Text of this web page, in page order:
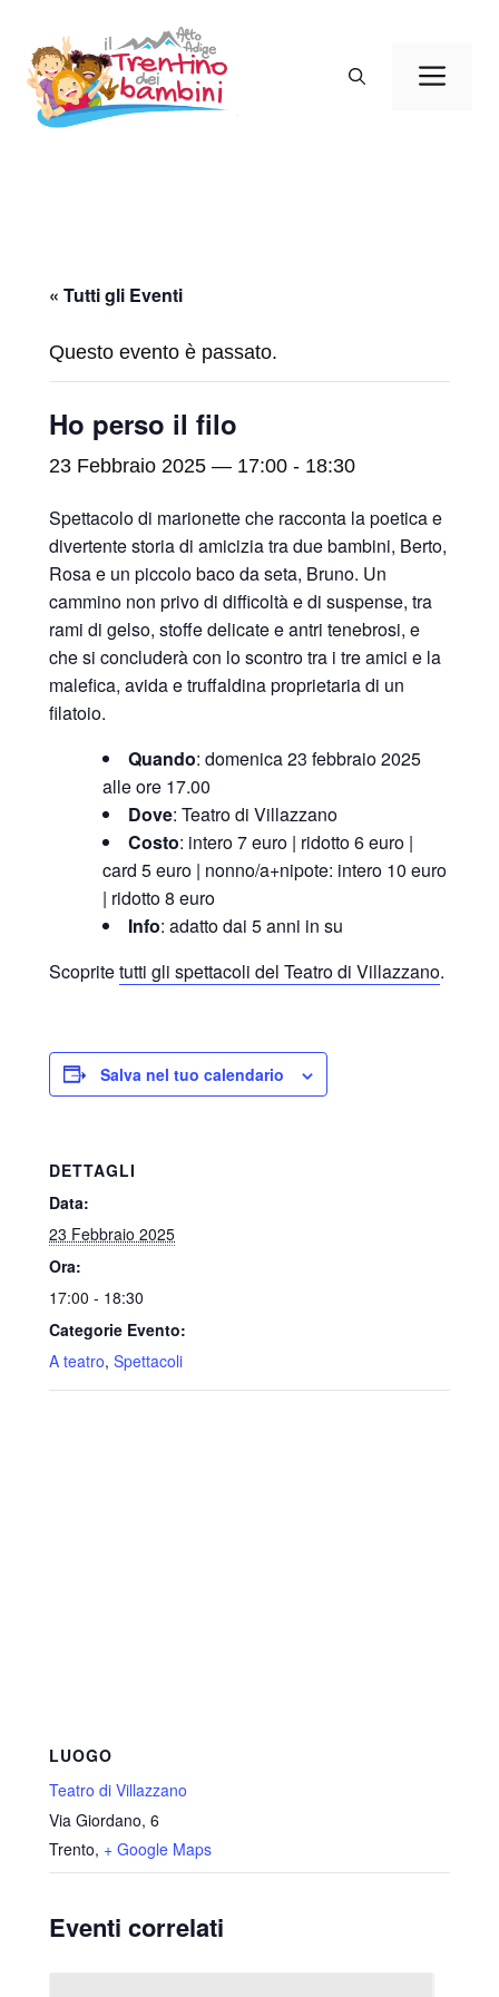
contenuto
« Tutti gli Eventi
Questo evento è passato.
Ho perso il filo
23 Febbraio 2025 — 17:00 - 18:30
Spettacolo di marionette che racconta la poetica e
divertente storia di amicizia tra due bambini, Berto,
Rosa e un piccolo baco da seta, Bruno. Un
cammino non privo di difficoltà e di suspense, tra
rami di gelso, stoffe delicate e antri tenebrosi, e
che si concluderà con lo scontro tra i tre amici e la
malefica, avida e truffaldina proprietaria di un
filatoio.
Quando: domenica 23 febbraio 2025
alle ore 17.00
Dove: Teatro di Villazzano
Costo: intero 7 euro | ridotto 6 euro |
card 5 euro | nonno/a+nipote: intero 10 euro
| ridotto 8 euro
Info: adatto dai 5 anni in su
Scopritetutti gli spettacoli del Teatro di Villazzano.
Salva nel tuo calendario
DETTAGLI
Data:
23 Febbraio 2025
Ora:
17:00 - 18:30
Categorie Evento:
A teatro, Spettacoli
LUOGO
Teatro di Villazzano
Via Giordano, 6
Trento, + Google Maps
Eventi correlati